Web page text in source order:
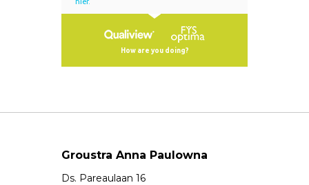
Groustra Anna Paulowna
Ds. Pareaulaan 16